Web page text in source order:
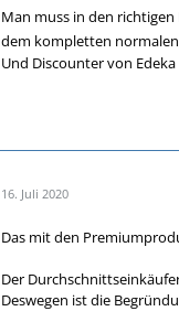
Man muss in den richtigen
dem kompletten
Und Discounter von
16. Juli 2020
Das mit den
Der
Deswegen ist die